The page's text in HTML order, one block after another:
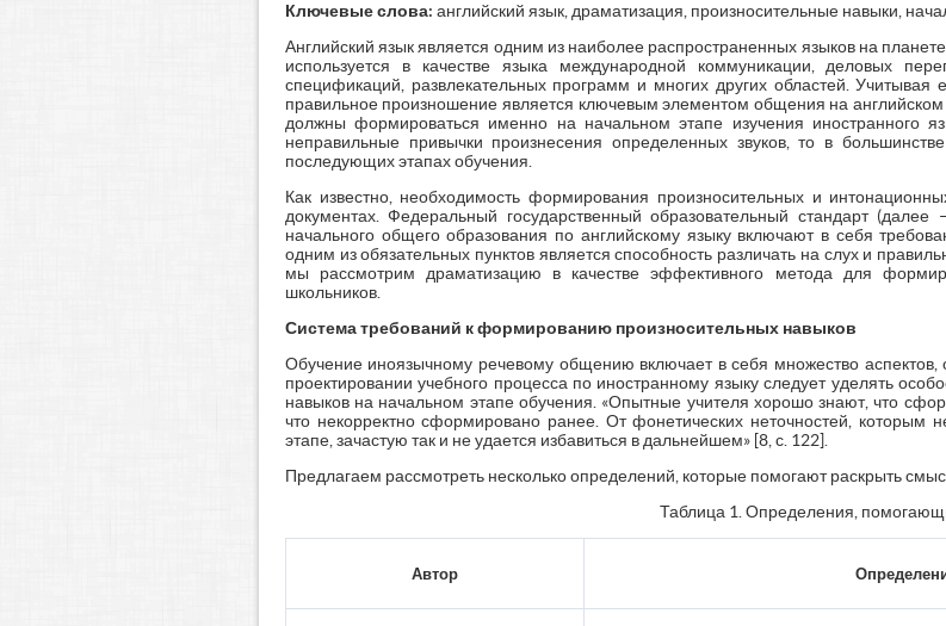
Ключевые слова: английский язык, драматизация, произносительные навыки,
Английский язык является одним из наиболее распространенных языков на
используется в качестве языка международной коммуникации, деловых
спецификаций, развлекательных программ и многих других областей. Учитывая
правильное произношение является ключевым элементом общения на
должны формироваться именно на начальном этапе изучения иностранного
неправильные привычки произнесения определенных звуков, то в
последующих этапах обучения.
Как известно, необходимость формирования произносительных и
документах. Федеральный государственный образовательный стандарт
начального общего образования по английскому языку включают в себя
одним из обязательных пунктов является способность различать на слух и
мы рассмотрим драматизацию в качестве эффективного метода для
школьников.
Систематребований к формированию произносительных навыков
Обучение иноязычному речевому общению включает в себя множество аспектов,
проектировании учебного процесса по иностранному языку следует уделять
навыков на начальном этапе обучения. «Опытные учителя хорошо знают, что
что некорректно сформировано ранее. От фонетических неточностей, которым
этапе, зачастую так и не удается избавиться в дальнейшем» [8, с. 122].
Предлагаем рассмотреть несколько определений, которые помогают раскрыть
Таблица 1. Определения,
Автор